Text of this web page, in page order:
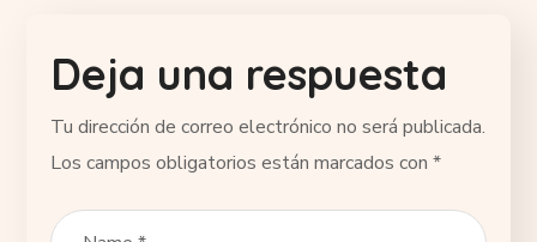
Deja una respuesta
Tu dirección de correo electrónico no será publicada.
Los campos obligatorios están marcados con*